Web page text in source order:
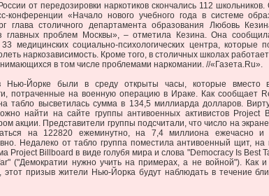
от передозировки наркотиков скончались 112
конференции «Начало нового учебного года в системе
глава столичного департамента образования Любовь
главных проблем Москвы», – отметила Кезина. Она
медицинских социально-психологических центра, которые
наркозависимость. Кроме того, в столичных школах
в том числе проблемами наркомании. //«Газета.Ru».
Нью-Йорке были в среду открыты часы, которые вместо
потраченные на военную операцию в Ираке. Как сообщает
табло высветилась сумма в 134,5 миллиарда долларов.
найти на сайте группы антивоенных активистов Project
акции. Представители группы подсчитали, что число на
на 122820 ежеминутно, на 7,4 миллиона ежечасно
Недалеко от табло группа поместила антивоенный щит, на
Project Billboard в виде голубя мира и слова "Democracy Is Best
("Демократии нужно учить на примерах, а не войной"). Как и
этот призыв жители Нью-Йорка будут наблюдать в течение